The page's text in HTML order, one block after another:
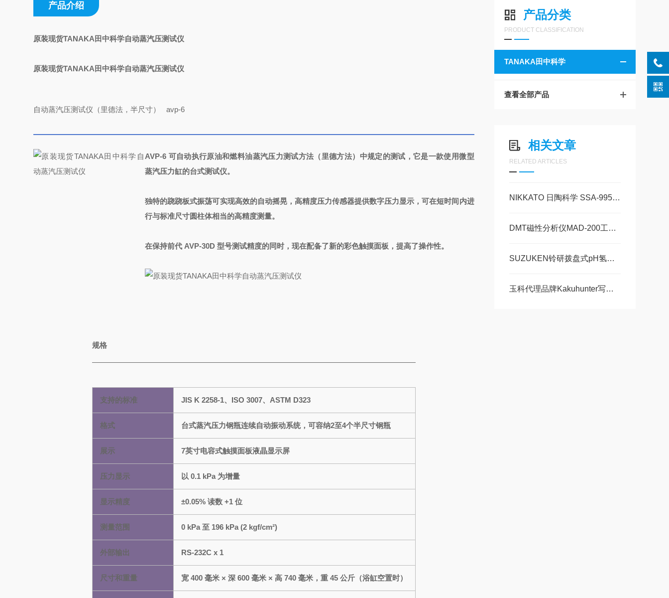
产品分类
PRODUCT CLASSIFICATION
TANAKA田中科学
查看全部产品
相关文章
RELATED ARTICLES
NIKKATO 日陶科学 SSA‑995（99.5% 高纯氧化铝球）玉崎科学原装现货
DMT磁性分析仪MAD-200工作原理与技术文献
SUZUKEN铃研拨盘式pH氢离子计D-BCP玉崎科学仪器原装现货
玉科代理品牌Kakuhunter写真化学SK‑350TⅡ 行星式搅拌脱泡机原装现货
产品介绍
原装现货TANAKA田中科学自动蒸汽压测试仪
原装现货TANAKA田中科学自动蒸汽压测试仪
自动蒸汽压测试仪（里德法，半尺寸） avp-6
AVP-6 可自动执行原油和燃料油蒸汽压力测试方法（里德方法）中规定的测试，它是一款使用微型
蒸汽压力缸的台式测试仪。
独特的跷跷板式振荡可实现高效的自动摇晃，高精度压力传感器提供数字压力显示，可在短时间内进
行与标准尺寸圆柱体相当的高精度测量。
在保持前代 AVP-30D 型号测试精度的同时，现在配备了新的彩色触摸面板，提高了操作性。
规格
支持的标准 JIS K 2258-1、ISO 3007、ASTM D323
格式 台式蒸汽压力钢瓶连续自动振动系统，可容纳2至4个半尺寸钢瓶
展示 7英寸电容式触摸面板液晶显示屏
压力显示 以 0.1 kPa 为增量
显示精度 ±0.05% 读数 +1 位
测量范围 0 kPa 至 196 kPa (2 kgf/cm²)
外部输出 RS-232C x 1
尺寸和重量 宽 400 毫米 × 深 600 毫米 × 高 740 毫米，重 45 公斤（浴缸空置时）